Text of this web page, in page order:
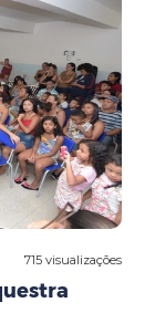
715 visualizações